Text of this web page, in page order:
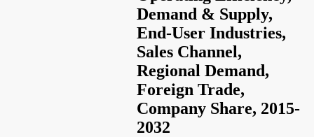
Demand & Supply,
End-User Industries,
Sales Channel,
Regional Demand,
Foreign Trade,
Company Share, 2015-
2032